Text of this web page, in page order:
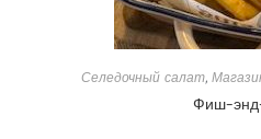
Селедочный салат,
Фиш-